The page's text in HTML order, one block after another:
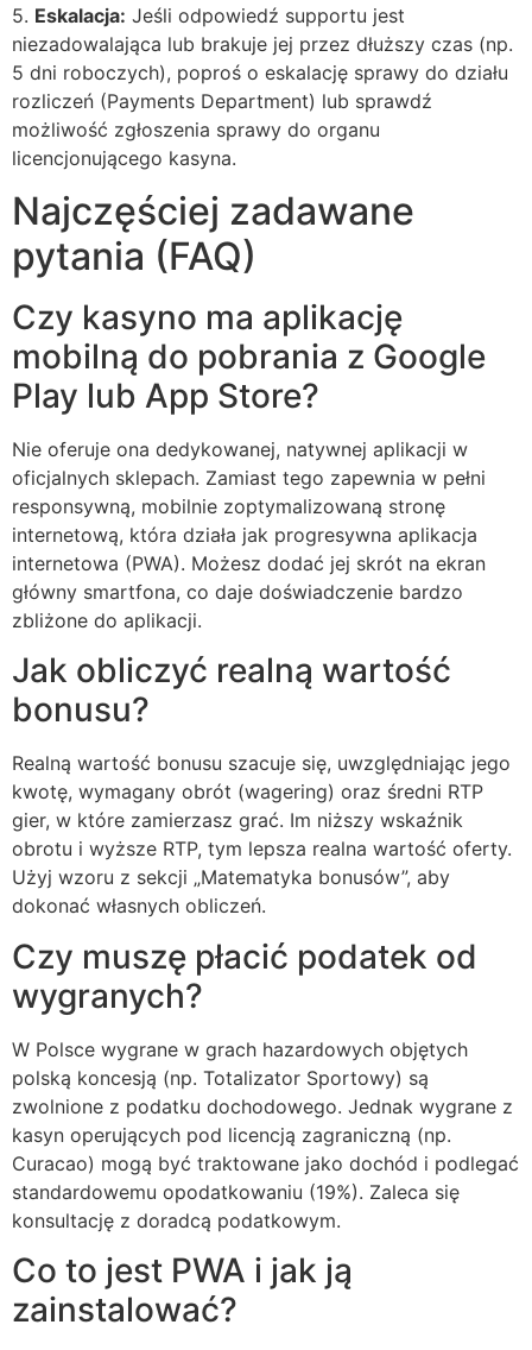
5. Eskalacja: Jeśli odpowiedź supportu jest
niezadowalająca lub brakuje jej przez dłuższy czas (np.
5 dni roboczych), poproś o eskalację sprawy do działu
rozliczeń (Payments Department) lub sprawdź
możliwość zgłoszenia sprawy do organu
licencjonującego kasyna.
Najczęściej zadawane
pytania (FAQ)
Czy kasyno ma aplikację
mobilną do pobrania z Google
Play lub App Store?
Nie oferuje ona dedykowanej, natywnej aplikacji w
oficjalnych sklepach. Zamiast tego zapewnia w pełni
responsywną, mobilnie zoptymalizowaną stronę
internetową, która działa jak progresywna aplikacja
internetowa (PWA). Możesz dodać jej skrót na ekran
główny smartfona, co daje doświadczenie bardzo
zbliżone do aplikacji.
Jak obliczyć realną wartość
bonusu?
Realną wartość bonusu szacuje się, uwzględniając jego
kwotę, wymagany obrót (wagering) oraz średni RTP
gier, w które zamierzasz grać. Im niższy wskaźnik
obrotu i wyższe RTP, tym lepsza realna wartość oferty.
Użyj wzoru z sekcji „Matematyka bonusów”, aby
dokonać własnych obliczeń.
Czy muszę płacić podatek od
wygranych?
W Polsce wygrane w grach hazardowych objętych
polską koncesją (np. Totalizator Sportowy) są
zwolnione z podatku dochodowego. Jednak wygrane z
kasyn operujących pod licencją zagraniczną (np.
Curacao) mogą być traktowane jako dochód i podlegać
standardowemu opodatkowaniu (19%). Zaleca się
konsultację z doradcą podatkowym.
Co to jest PWA i jak ją
zainstalować?